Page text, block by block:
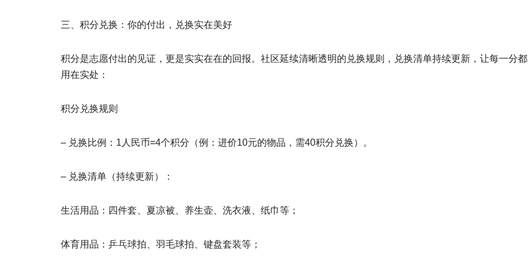
三、积分兑换：你的付出，兑换实在美好
积分是志愿付出的见证，更是实实在在的回报。社区延续清晰透明的兑换规则，兑换清单持续更新，让每一分都
用在实处：
积分兑换规则
– 兑换比例：1人民币=4个积分（例：进价10元的物品，需40积分兑换）。
– 兑换清单（持续更新）：
生活用品：四件套、夏凉被、养生壶、洗衣液、纸巾等；
体育用品：乒乓球拍、羽毛球拍、键盘套装等；